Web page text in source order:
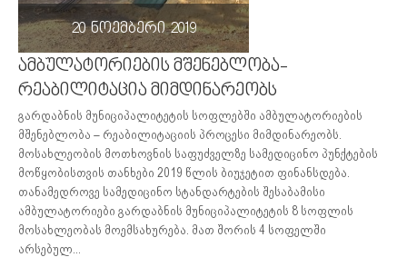
20 ნოემბერი 2019
ამბულატორიების მშენებლობა-
რეაბილიტაცია მიმდინარეობს
გარდაბნის მუნიციპალიტეტის სოფლებში ამბულატორიების
მშენებლობა – რეაბილიტაციის პროცესი მიმდინარეობს.
მოსახლეობის მოთხოვნის საფუძველზე სამედიცინო პუნქტების
მოწყობისთვის თანხები 2019 წლის ბიუჯეტით ფინანსდება.
თანამედროვე სამედიცინო სტანდარტების შესაბამისი
ამბულატორიები გარდაბნის მუნიციპალიტეტის 8 სოფლის
მოსახლეობას მოემსახურება. მათ შორის 4 სოფელში
არსებულ...